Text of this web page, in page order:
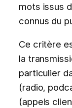
mots issus
connus du
Ce critère
la
particulier
(radio,
(appels